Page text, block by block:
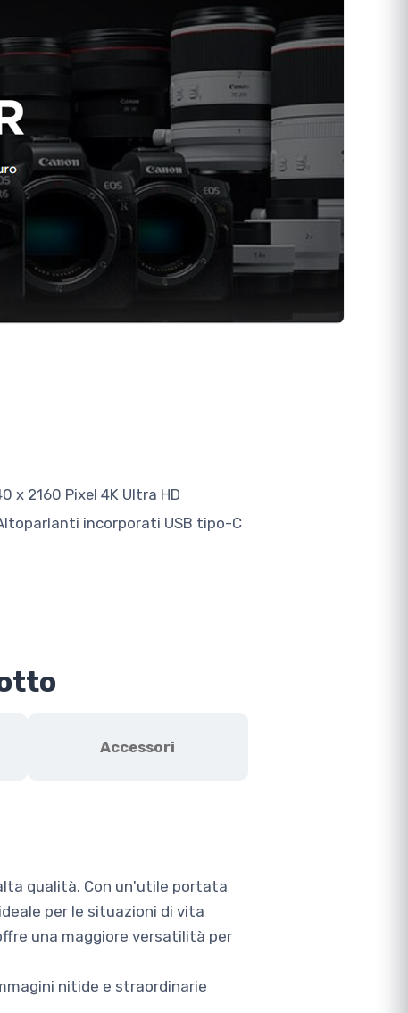
x 2160 Pixel 4K Ultra HD
incorporati USB tipo-C
Accessori
qualità. Con un'utile portata
per le situazioni di vita
una maggiore versatilità per
nitide e straordinarie